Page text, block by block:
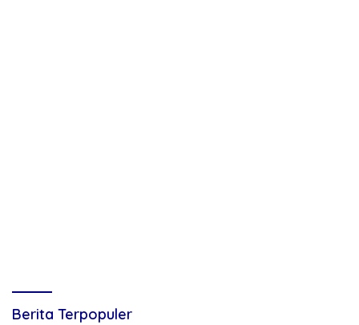
Berita Terpopuler